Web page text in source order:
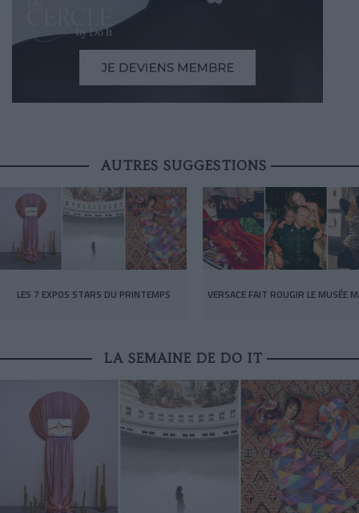
AUTRES SUGGESTIONS
LES 7 EXPOS STARS DU PRINTEMPS VERSACE FAIT ROUGIR LE MUSÉE
LA SEMAINE DE DO IT